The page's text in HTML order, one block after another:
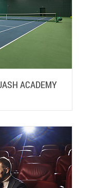
ACADEMY